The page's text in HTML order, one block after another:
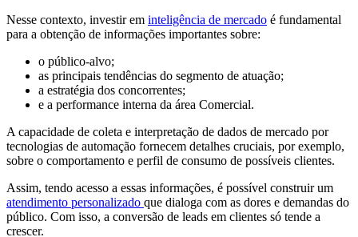
Nesse contexto, investir em inteligência de mercado é fundamental
para a obtenção de informações importantes sobre:
o público-alvo;
as principais tendências do segmento de atuação;
a estratégia dos concorrentes;
e a performance interna da área Comercial.
A capacidade de coleta e interpretação de dados de mercado por
tecnologias de automação fornecem detalhes cruciais, por exemplo,
sobre o comportamento e perfil de consumo de possíveis clientes.
Assim, tendo acesso a essas informações, é possível construir um
atendimento personalizado que dialoga com as dores e demandas do
público. Com isso, a conversão de leads em clientes só tende a
crescer.